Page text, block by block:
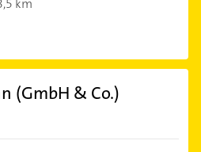
(GmbH & Co.)